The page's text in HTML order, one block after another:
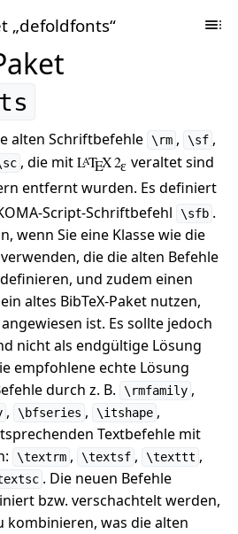
„defoldfonts“
alten Schriftbefehle \rm , \sf ,
, die mitLATEX 2ɛ veraltet sind
entfernt wurden. Es definiert
Script-Schriftbefehl
\sfb .
wenn Sie eine Klasse wie die
die die alten Befehle
und zudem einen
altes BibTeX-Paket nutzen,
ist. Es sollte jedoch
nicht als endgültige Lösung
empfohlene echte Lösung
durch z. B.
\rmfamily ,
, \bfseries , \itshape ,
Textbefehle mit
\textrm , \textsf , \texttt ,
. Die neuen Befehle
bzw. verschachtelt werden,
was die alten